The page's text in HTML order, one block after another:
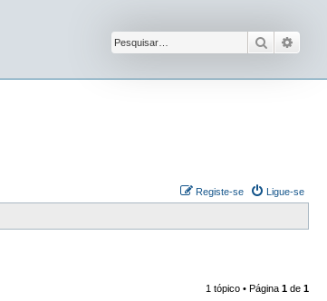
Pesquisar
Ligue-se
Registe-se
1 tópico • Página 1 de 1